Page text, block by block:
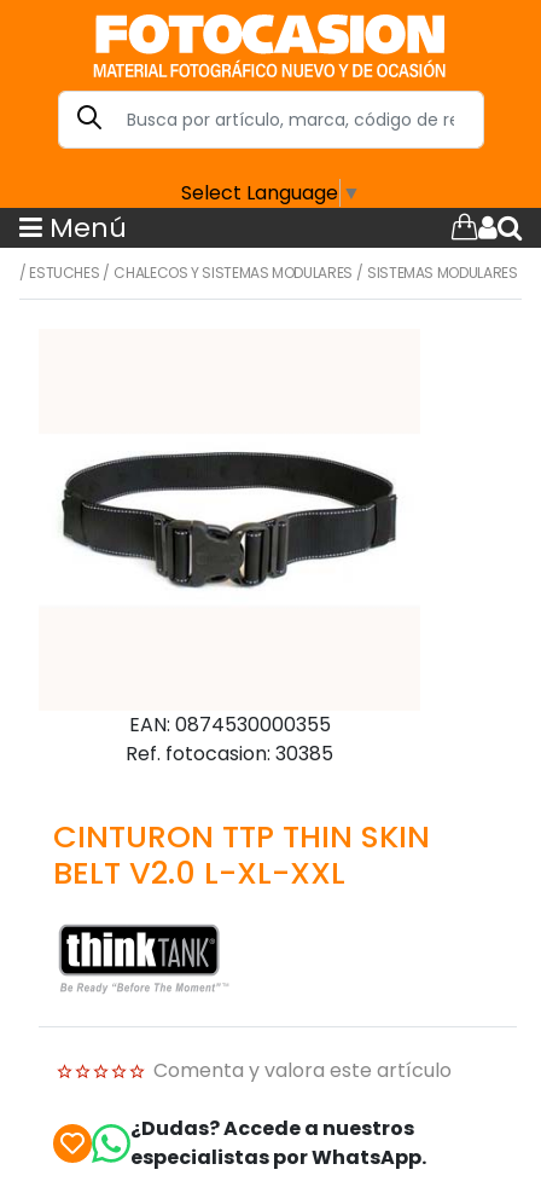
Select Language ▼
Menú
/ ESTUCHES / CHALECOS Y SISTEMAS MODULARES / SISTEMAS MODULARES
EAN: 0874530000355
Ref. fotocasion: 30385
CINTURON TTP THIN SKIN
BELT V2.0 L-XL-XXL
Comenta y valora este artículo
¿Dudas? Accede a nuestros
especialistas por WhatsApp.